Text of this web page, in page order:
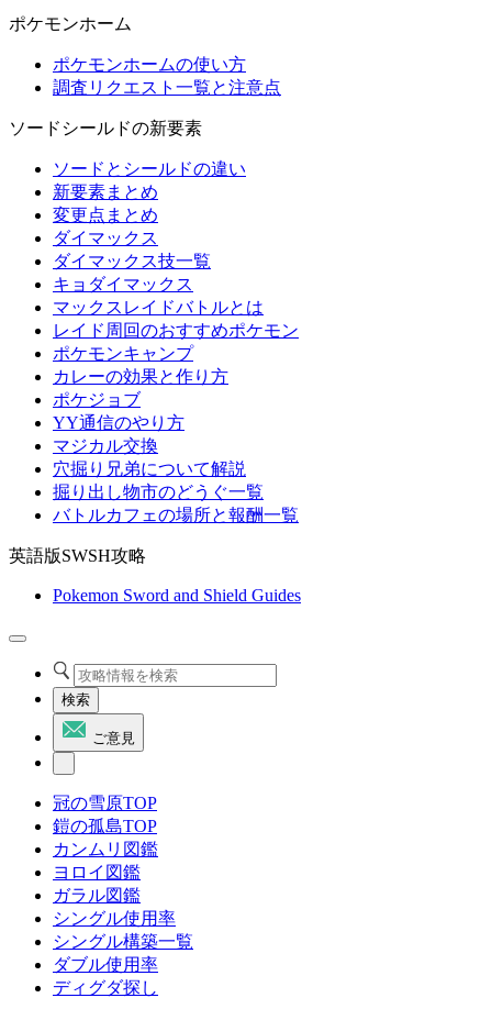
ポケモンホーム
ポケモンホームの使い方
調査リクエスト一覧と注意点
ソードシールドの新要素
ソードとシールドの違い
新要素まとめ
変更点まとめ
ダイマックス
ダイマックス技一覧
キョダイマックス
マックスレイドバトルとは
レイド周回のおすすめポケモン
ポケモンキャンプ
カレーの効果と作り方
ポケジョブ
YY通信のやり方
マジカル交換
穴掘り兄弟について解説
掘り出し物市のどうぐ一覧
バトルカフェの場所と報酬一覧
英語版SWSH攻略
Pokemon Sword and Shield Guides
検索
ご意見
冠の雪原TOP
鎧の孤島TOP
カンムリ図鑑
ヨロイ図鑑
ガラル図鑑
シングル使用率
シングル構築一覧
ダブル使用率
ディグダ探し